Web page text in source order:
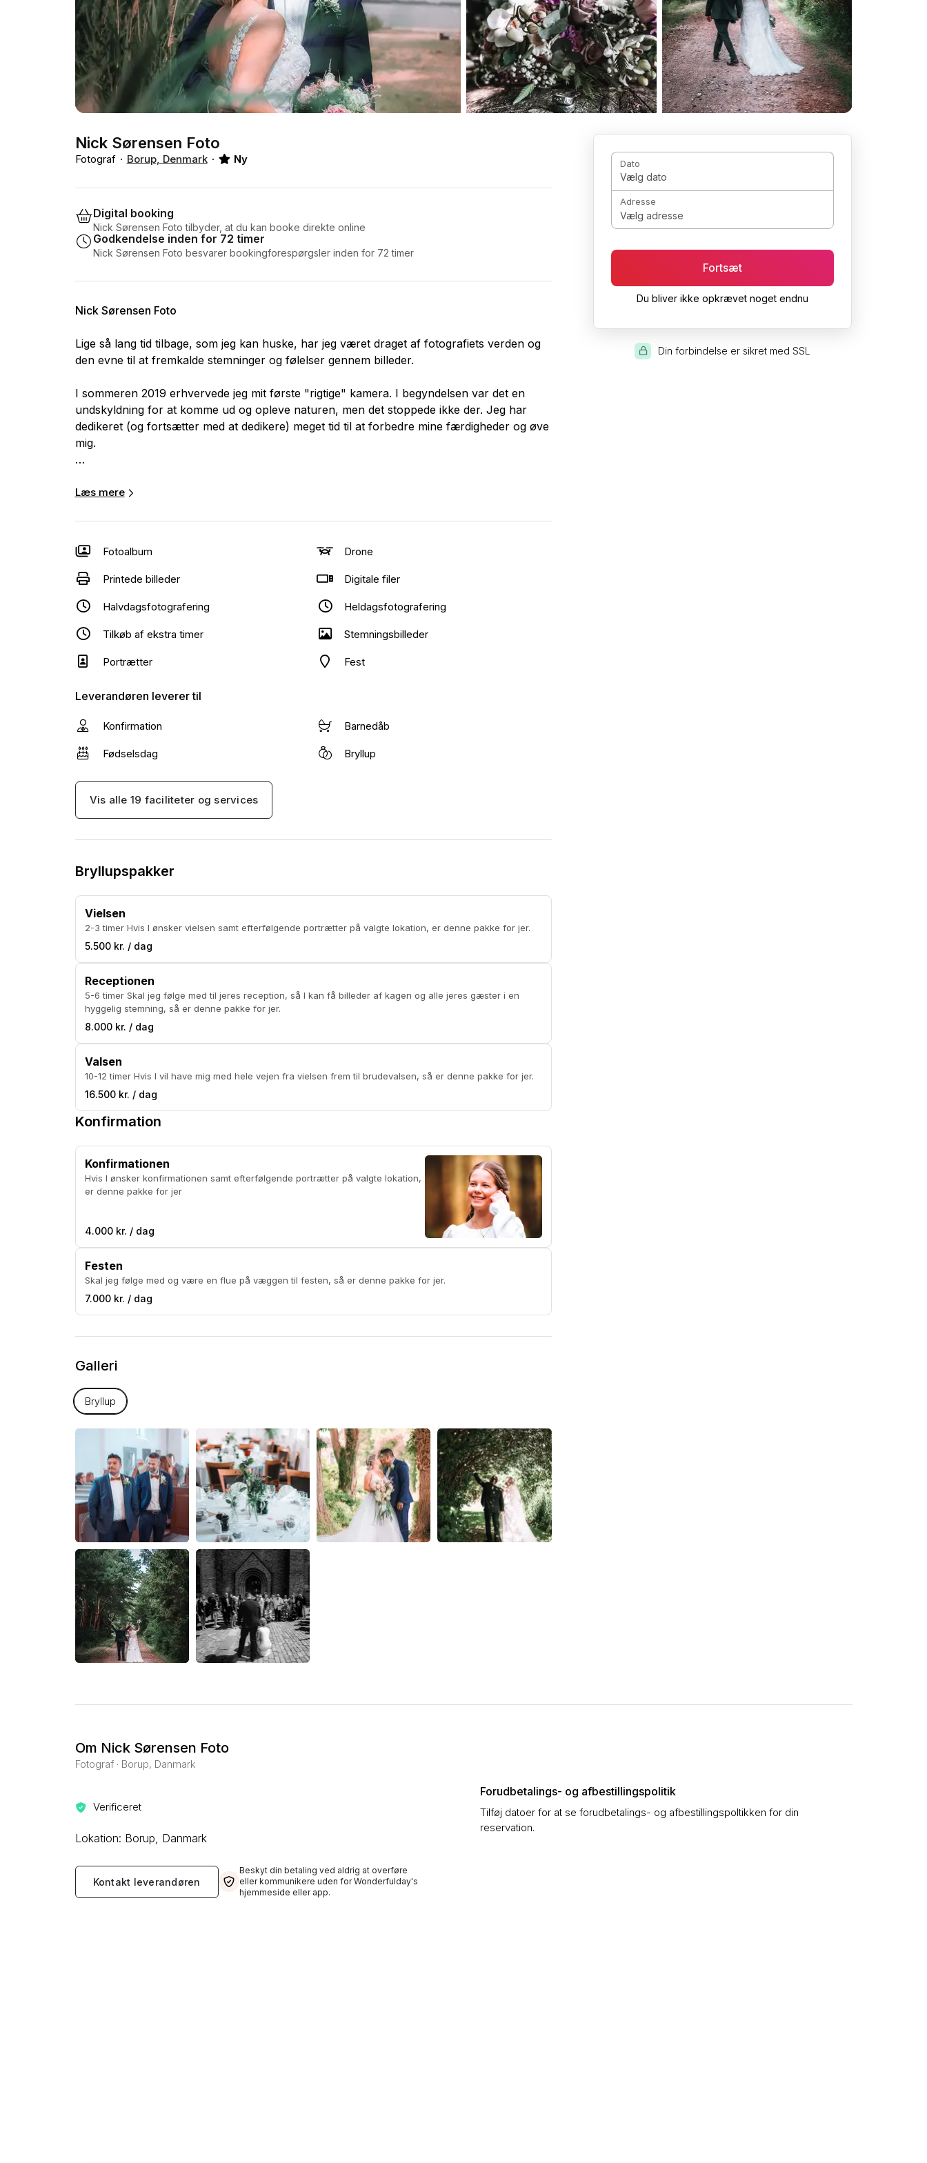
Nick Sørensen Foto
Fotograf Borup, Denmark Ny
Digital booking
Nick Sørensen Foto tilbyder, at du kan booke direkte online
Godkendelse inden for 72 timer
Nick Sørensen Foto besvarer bookingforespørgsler inden for 72 timer
Nick Sørensen Foto
Lige så lang tid tilbage, som jeg kan huske, har jeg været draget af fotografiets verden og
den evne til at fremkalde stemninger og følelser gennem billeder.
I sommeren 2019 erhvervede jeg mit første "rigtige" kamera. I begyndelsen var det en
undskyldning for at komme ud og opleve naturen, men det stoppede ikke der. Jeg har
dedikeret (og fortsætter med at dedikere) meget tid til at forbedre mine færdigheder og øve
mig.
at dette var min retning.
I min naturfotografering bevæger jeg mig ofte omkring solopgang og solnedgang ved
vandet. Jeg har en dyb kærlighed til de varme farver og nuancer, solen skaber, når dens
stråler rammer atmosfæren.
Læs mere
Fotoalbum Drone
Printede billeder Digitale filer
Halvdagsfotografering Heldagsfotografering
Tilkøb af ekstra timer Stemningsbilleder
Portrætter Fest
Leverandøren leverer til
Konfirmation Barnedåb
Fødselsdag Bryllup
Vis alle 19 faciliteter og services
Bryllupspakker
Vielsen
2-3 timer Hvis I ønsker vielsen samt efterfølgende portrætter på valgte lokation, er denne pakke for jer.
5.500 kr. / dag
Receptionen
5-6 timer Skal jeg følge med til jeres reception, så I kan få billeder af kagen og alle jeres gæster i en
hyggelig stemning, så er denne pakke for jer.
8.000 kr. / dag
Valsen
10-12 timer Hvis I vil have mig med hele vejen fra vielsen frem til brudevalsen, så er denne pakke for jer.
16.500 kr. / dag
Konfirmation
Konfirmationen
Hvis I ønsker konfirmationen samt efterfølgende portrætter på valgte lokation,
er denne pakke for jer
4.000 kr. / dag
Festen
Skal jeg følge med og være en flue på væggen til festen, så er denne pakke for jer.
7.000 kr. / dag
Galleri
Bryllup
Dato
Vælg dato
Adresse
Vælg adresse
Fortsæt
Du bliver ikke opkrævet noget endnu
Din forbindelse er sikret med SSL
Om Nick Sørensen Foto
Fotograf · Borup, Danmark
Verificeret
Lokation: Borup, Danmark
Kontakt leverandøren
Beskyt din betaling ved aldrig at overføre
eller kommunikere uden for Wonderfulday's
hjemmeside eller app.
Forudbetalings- og afbestillingspolitik
Tilføj datoer for at se forudbetalings- og afbestillingspoltikken for din
reservation.